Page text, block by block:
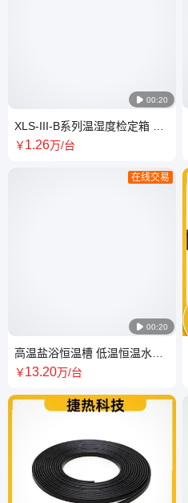
 00:20
XLS-III-B系列温湿度检定箱 厂
家直供 支持定制 专业物流
￥1.26万/台
 00:20
在线交易
高温盐浴恒温槽 低温恒温水槽
实验室恒 温水浴
￥13.20万/台